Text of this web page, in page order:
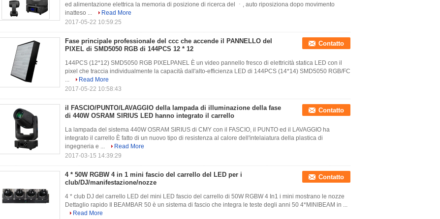
ed alimentazione elettrica la memoria di posizione di ricerca del ㆍ, auto riposiziona dopo movimento
inatteso ...
Read More
2017-05-22 10:59:25
Fase principale professionale del ccc che accende il PANNELLO del
PIXEL di SMD5050 RGB di 144PCS 12 * 12
Contatto
144PCS (12*12) SMD5050 RGB PIXELPANEL È un video pannello fresco di elettricità statica LED con il
pixel che traccia individualmente la capacità dall'alto-efficienza LED di 144PCS (14*14) SMD5050 RGB/FC
...
Read More
2017-05-22 10:58:43
il FASCIO/PUNTO/LAVAGGIO della lampada di illuminazione della fase
di 440W OSRAM SIRIUS LED hanno integrato il carrello
Contatto
La lampada del sistema 440W OSRAM SIRIUS di CMY con il FASCIO, il PUNTO ed il LAVAGGIO ha
integrato il carrello È fatto di un nuovo tipo di resistenza al calore dell'intelaiatura della plastica di
ingegneria e ...
Read More
2017-03-15 14:39:29
4 * 50W RGBW 4 in 1 mini fascio del carrello del LED per i
club/DJ/manifestazione/nozze
Contatto
4 * club DJ del carrello LED del mini LED fascio del carrello di 50W RGBW 4 In1 i mini mostrano le nozze
Dettaglio rapido Il BEAMBAR 50 è un sistema di fascio che integra le teste degli anni 50 4*MINIBEAM in ...
Read More